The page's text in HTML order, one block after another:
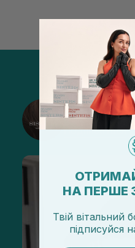
Подписаться
НА ПЕРШЕ
Твій вітальний
підписуйся